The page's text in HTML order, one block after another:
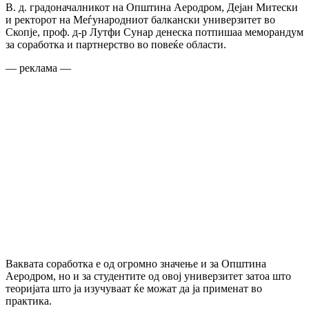
В. д. градоначалникот на Општина Аеродром, Дејан Митески
и ректорот на Меѓународниот балкански универзитет во
Скопје, проф. д-р Лутфи Сунар денеска потпишаа меморандум
за соработка и партнерство во повеќе области.
— реклама —
Ваквата соработка е од огромно значење и за Општина
Аеродром, но и за студентите од овој универзитет затоа што
теоријата што ја изучуваат ќе можат да ја применат во
практика.